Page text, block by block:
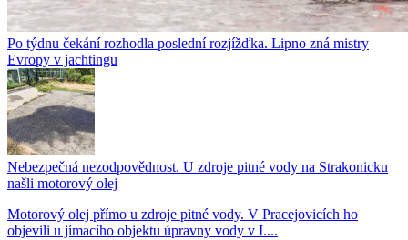
Po týdnu čekání rozhodla poslední rozjížďka. Lipno zná mistry
Evropy v jachtingu
Nebezpečná nezodpovědnost. U zdroje pitné vody na Strakonicku
našli motorový olej
Motorový olej přímo u zdroje pitné vody. V Pracejovicích ho
objevili u jímacího objektu úpravny vody v I....